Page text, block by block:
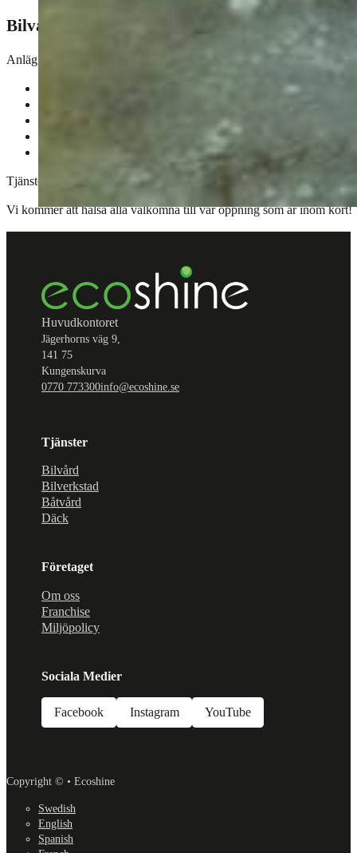
Bilvård även i Enköping
Anläggningen erbjuder ett brett utbud av bilvårdstjänster och
Tjänsterna riktar sig både till privatpersoner och företag som söker
Vi kommer att hälsa alla välkomna till vår öppning som är inom kort!
Huvudkontoret
Jägerhorns väg 9,
141 75
Kungenskurva
0770 773300info@ecoshine.se
Tjänster
Bilvård
Bilverkstad
Båtvård
Däck
Företaget
Om oss
Franchise
Miljöpolicy
Sociala Medier
Facebook Instagram YouTube
Copyright © • Ecoshine
Swedish
English
Spanish